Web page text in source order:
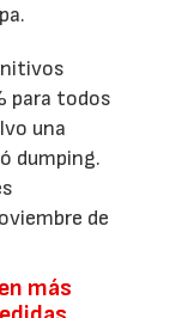
para todos
una
dumping.
de
más